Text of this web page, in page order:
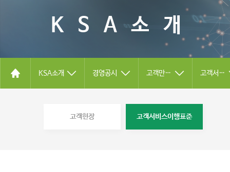
KSA소개
KSA소개 경영공시 고객만족경영 고객서비스이행표준
고객헌장 고객서비스이행표준